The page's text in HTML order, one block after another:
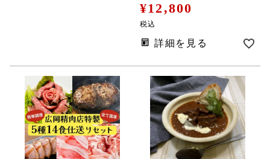
¥12,800
税込
詳細を見る